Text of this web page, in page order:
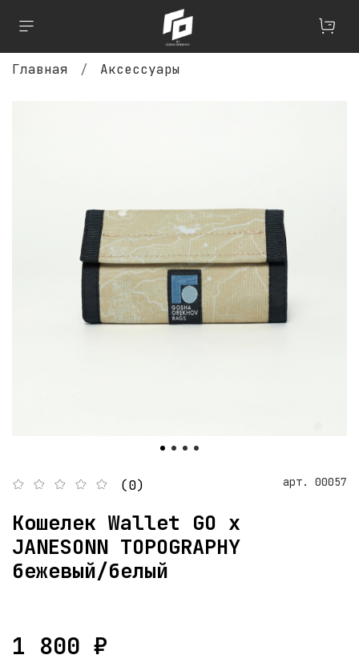
Главная Аксессуары
(0) арт. 00057
Кошелек Wallet GO x
JANESONN TOPOGRAPHY
бежевый/белый
1 800 ₽